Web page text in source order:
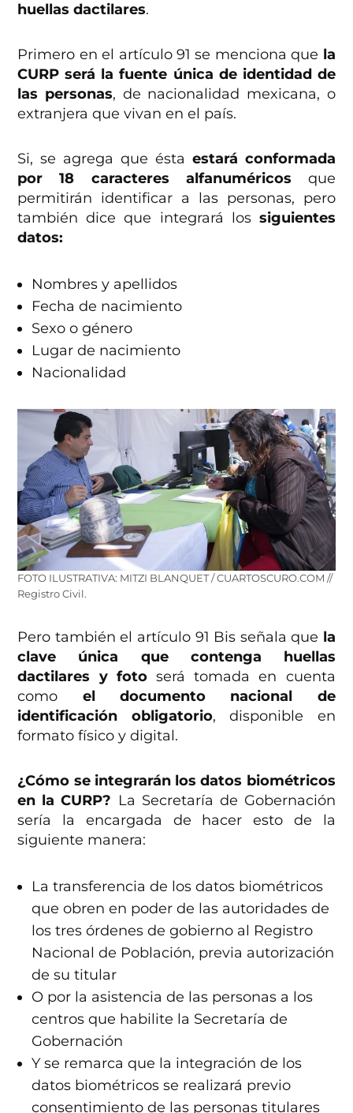
huellas dactilares.
Primero en el artículo 91 se menciona que la
CURP será la fuente única de identidad de
las personas, de nacionalidad mexicana, o
extranjera que vivan en el país.
Si, se agrega que ésta estará conformada
por 18 caracteres alfanuméricos que
permitirán identificar a las personas, pero
también dice que integrará los siguientes
datos:
Nombres y apellidos
Fecha de nacimiento
Sexo o género
Lugar de nacimiento
Nacionalidad
FOTO ILUSTRATIVA: MITZI BLANQUET / CUARTOSCURO.COM //
Registro Civil.
Pero también el artículo 91 Bis señala que la
clave única que contenga huellas
dactilares y fotoserá tomada en cuenta
como el documento nacional de
identificación obligatorio, disponible en
formato físico y digital.
¿Cómo se integrarán los datos biométricos
en la CURP? La Secretaría de Gobernación
sería la encargada de hacer esto de la
siguiente manera:
La transferencia de los datos biométricos
que obren en poder de las autoridades de
los tres órdenes de gobierno al Registro
Nacional de Población, previa autorización
de su titular
O por la asistencia de las personas a los
centros que habilite la Secretaría de
Gobernación
Y se remarca que la integración de los
datos biométricos se realizará previo
consentimiento de las personas titulares